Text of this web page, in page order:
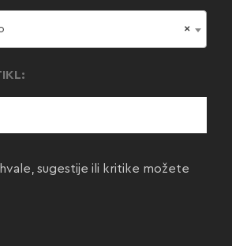
×
sugestije ili kritike možete